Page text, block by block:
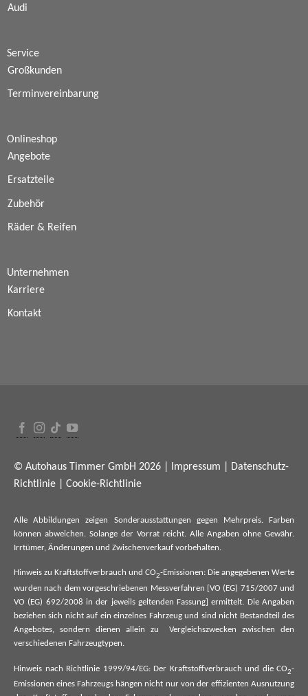
Audi
Service
Großkunden
Terminvereinbarung
Onlineshop
Angebote
Ersatzteile
Zubehör
Räder & Reifen
Unternehmen
Karriere
Kontakt
© Autohaus Timmer GmbH 2026 | Impressum
Datenschutz-
Richtlinie
Cookie-Richtlinie
Alle Abbildungen zeigen Sonderausstattungen gegen Mehrpreis. Farben
können abweichen. Solange der Vorrat reicht. Alle Angaben ohne Gewähr.
Irrtümer, Änderungen und Zwischenverkauf vorbehalten.
Hinweis zu Kraftstoffverbrauch und CO2-Emissionen: Die angegebenen Werte
wurden nach dem vorgeschriebenen Messverfahren [VO (EG) 715/2007 und
VO (EG) 692/2008 in der jeweils geltenden Fassung] ermittelt. Die Angaben
beziehen sich nicht auf ein einzelnes Fahrzeug und sind nicht Bestandteil des
Angebotes, sondern dienen allein zu Vergleichszwecken zwischen den
verschiedenen Fahrzeugtypen.
Hinweis nach Richtlinie 1999/94/EG: Der Kraftstoffverbrauch und die CO2-
Emissionen eines Fahrzeugs hängen nicht nur von der effizienten Ausnutzung